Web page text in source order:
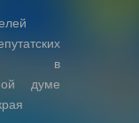
в
думе